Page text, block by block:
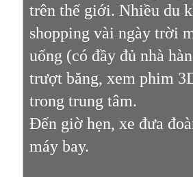
trên thế giới. Nhiều du
shopping vài ngày trời
uống (có đầy đủ nhà
trượt băng, xem phim
trong trung tâm.
Đến giờ hẹn, xe đưa
máy bay.